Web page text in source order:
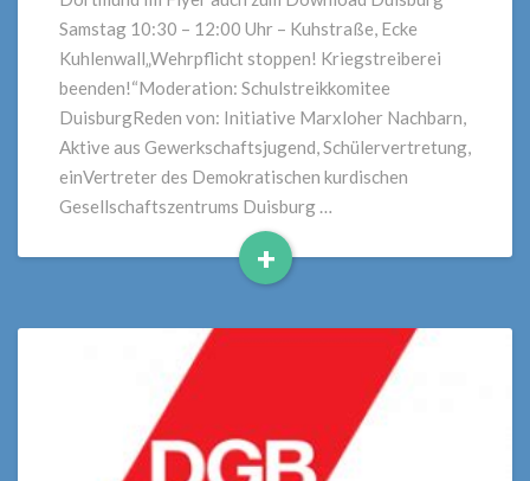
Samstag 10:30 – 12:00 Uhr – Kuhstraße, Ecke
Kuhlenwall„Wehrpflicht stoppen! Kriegstreiberei
beenden!“Moderation: Schulstreikkomitee
DuisburgReden von: Initiative Marxloher Nachbarn,
Aktive aus Gewerkschaftsjugend, Schülervertretung,
einVertreter des Demokratischen kurdischen
Gesellschaftszentrums Duisburg …
+
Read